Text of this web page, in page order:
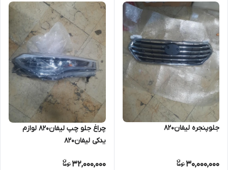
جلوپنجره لیفان۸۲۰
30,000,000
چراغ جلو چپ لیفان۸۲۰ لوازم
یدکی لیفان۸۲۰
32,000,000